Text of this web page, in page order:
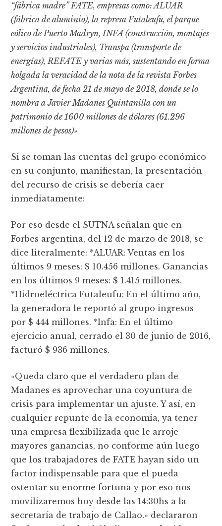
“fábrica madre” FATE, empresas como: ALUAR
(fábrica de aluminio), la represa Futaleufu, el parque
eólico de Puerto Madryn, INFA (construcción, montajes
y servicios industriales), Transpa (transporte de
energías), REFATE y varias más, sustentando en forma
holgada la veracidad de la nota de la revista Forbes
Argentina, de fecha 21 de mayo de 2018, donde se lo
nombra a Javier Madanes Quintanilla con un
patrimonio de 1600 millones de dólares (61.296
millones de pesos)»
Si se toman las cuentas del grupo económico
en su conjunto, manifiestan, la presentación
del recurso de crisis se debería caer
inmediatamente:
Por eso desde el SUTNA señalan que en
Forbes argentina, del 12 de marzo de 2018, se
dice literalmente: *ALUAR: Ventas en los
últimos 9 meses: $ 10.456 millones. Ganancias
en los últimos 9 meses: $ 1.415 millones.
*Hidroeléctrica Futaleufu: En el último año,
la generadora le reportó al grupo ingresos
por $ 444 millones. *Infa: En el último
ejercicio anual, cerrado el 30 de junio de 2016,
facturó $ 936 millones.
«Queda claro que el verdadero plan de
Madanes es aprovechar una coyuntura de
crisis para implementar un ajuste. Y así, en
cualquier repunte de la economía, ya tener
una empresa flexibilizada que le arroje
mayores ganancias, no conforme aún luego
que los trabajadores de FATE hayan sido un
factor indispensable para que el pueda
ostentar su enorme fortuna y por eso nos
movilizaremos hoy desde las 14:30hs a la
secretaría de trabajo de Callao.» declararon